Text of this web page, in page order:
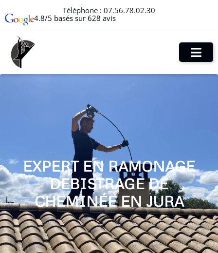
Téléphone : 07.56.78.02.30
4.8/5 basés sur 628 avis
EXPERT EN RAMONAGE
DEBISTRAGE DE
CHEMINÉE EN JURA